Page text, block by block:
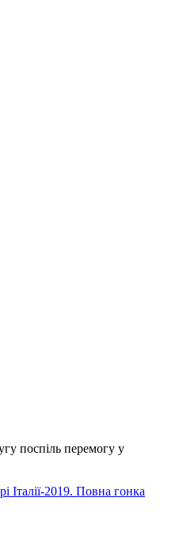
поспіль перемогу у
Італії-2019. Повна гонка